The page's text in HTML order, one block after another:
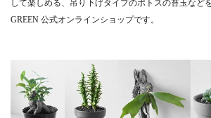
して楽しめる、吊り下げタイプのポトスの苔玉など
GREEN 公式オンラインショップです。